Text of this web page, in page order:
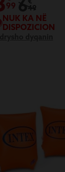
99
NUK KA NË
DISPOZICION